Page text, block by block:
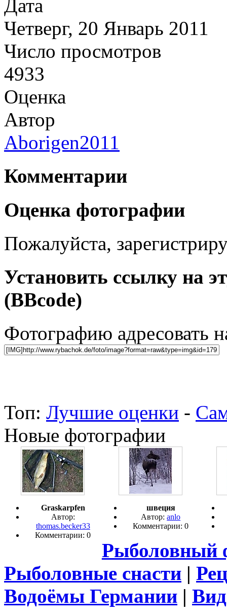
Дата
Четверг, 20 Январь 2011
Число просмотров
4933
Оценка
Автор
Aborigen2011
Комментарии
Оценка фотографии
Пожалуйста,
Установить ссылку на
(BBcode)
Фотографию адресовать
Топ: Лучшие оценки -
Новые фотографии
Graskarpfen
Автор:
thomas.becker33
Комментарии: 0
швеция
Автор:anlo
Комментарии: 0
Рыболовный
Рыболовные снасти |
Водоёмы Германии |